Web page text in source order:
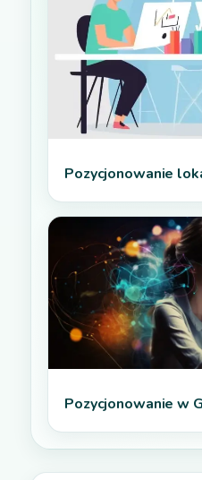
Pozycjonowanie
Pozycjonowanie w